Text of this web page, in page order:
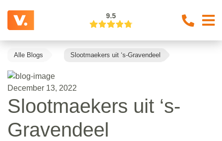
9.5
Alle Blogs Slootmaekers uit ‘s-Gravendeel
December 13, 2022
Slootmaekers uit ‘s-
Gravendeel